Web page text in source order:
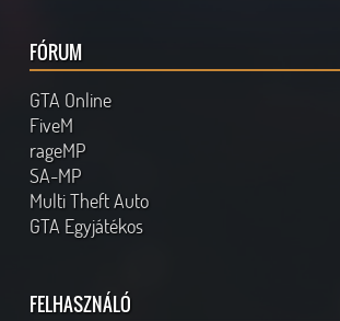
FÓRUM
GTA Online
FiveM
rageMP
SA-MP
Multi Theft Auto
GTA Egyjátékos
FELHASZNÁLÓ